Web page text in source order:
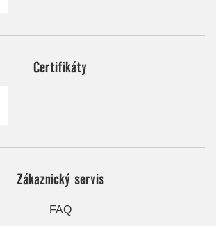
Certifikáty
Zákaznický servis
FAQ